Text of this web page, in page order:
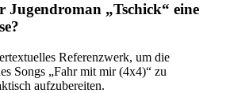
Jugendroman „Tschick“ eine
Referenzwerk, um die
Songs „Fahr mit mir (4x4)“ zu
aufzubereiten.